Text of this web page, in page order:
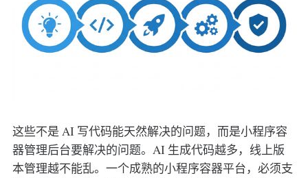
这些不是 AI 写代码能天然解决的问题，而是小程序容
器管理后台要解决的问题。AI 生成代码越多，线上版
本管理越不能乱。一个成熟的小程序容器平台，必须支